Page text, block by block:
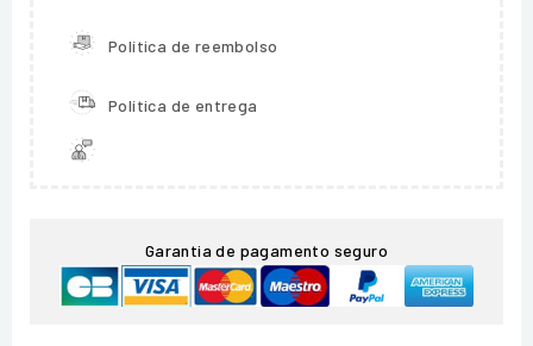
Política de reembolso
Política de entrega
Garantia de pagamento seguro